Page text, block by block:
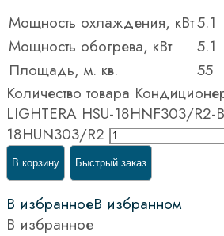
Мощность охлаждения, кВт5.1
Мощность обогрева, кВт
5.1
Площадь, м. кв.
55
Количество товара
LIGHTERA HSU-18HNF303/R2-
18HUN303/R2
В корзину Быстрый заказ
В избранноеВ избранном
В избранное